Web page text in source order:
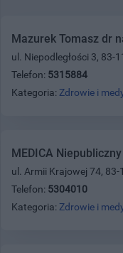
Mazurek Tomasz dr
ul. Niepodległości 3, 83-
Telefon: 5315884
Kategoria: Zdrowie i
MEDICA
ul. Armii Krajowej 74, 83-
Telefon: 5304010
Kategoria: Zdrowie i